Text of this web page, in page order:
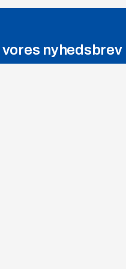
nyhedsbrev